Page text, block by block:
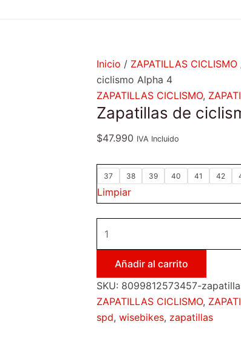
Inicio / ZAPATILLAS CICLISMO
ciclismo Alpha 4
ZAPATILLAS CICLISMO,
Zapatillas de
$47.990 IVA Incluido
37 38 39 40 41 42
Limpiar
Añadir al carrito
SKU: 8099812573457-
ZAPATILLAS CICLISMO,
spd, wisebikes, zapatillas